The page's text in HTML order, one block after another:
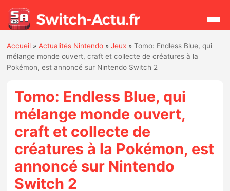
Rechercher
Actualités
Jeux
Hardware
Mises à jour
Accueil »Actualités Nintendo »Jeux »Tomo: Endless Blue, qui
mélange monde ouvert, craft et collecte de créatures à la
Pokémon, est annoncé sur Nintendo Switch 2
Tomo: Endless Blue, qui
mélange monde ouvert,
craft et collecte de
créatures à la Pokémon, est
annoncé sur Nintendo
Switch 2